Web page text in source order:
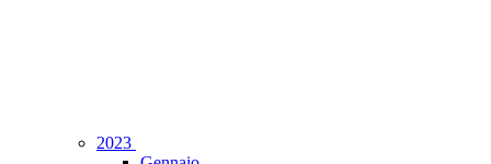
2023